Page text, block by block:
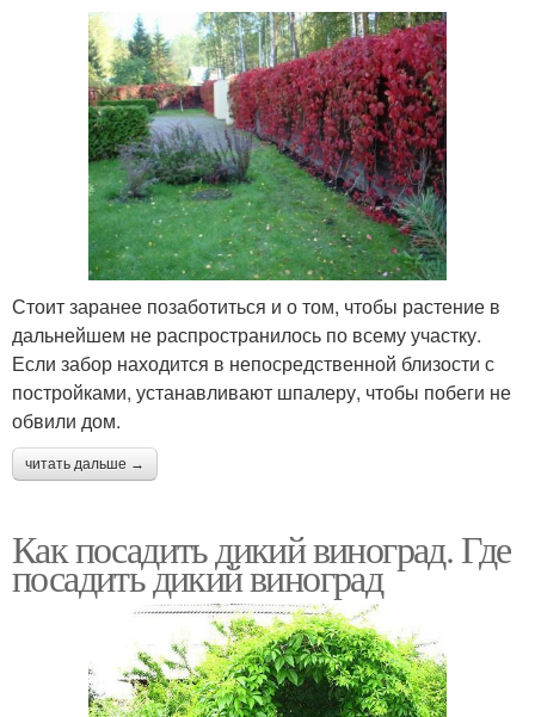
Стоит заранее позаботиться и о том, чтобы растение в
дальнейшем не распространилось по всему участку.
Если забор находится в непосредственной близости с
постройками, устанавливают шпалеру, чтобы побеги не
обвили дом.
читать дальше →
Как посадить дикий виноград. Где
посадить дикий виноград